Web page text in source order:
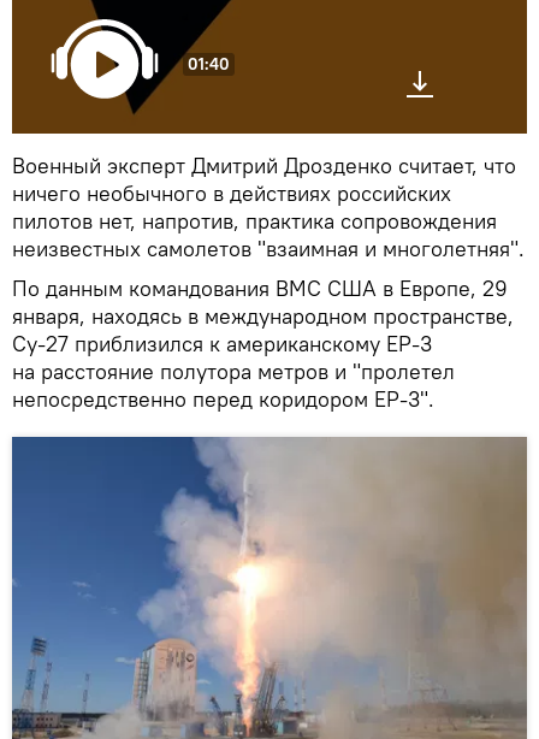
01:40
Военный эксперт Дмитрий Дрозденко считает, что
ничего необычного в действиях российских
пилотов нет, напротив, практика сопровождения
неизвестных самолетов "взаимная и многолетняя".
По данным командования ВМС США в Европе, 29
января, находясь в международном пространстве,
Су-27 приблизился к американскому EP-3
на расстояние полутора метров и "пролетел
непосредственно перед коридором EP-3".